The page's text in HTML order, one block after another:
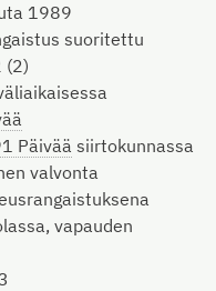
1989
suoritettu
(2)
Päivää siirtokunnassa
valvonta
vapauden